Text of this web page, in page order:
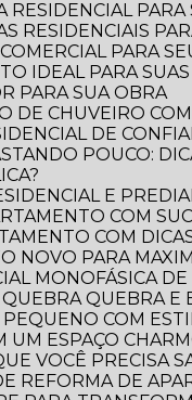
RESIDENCIAL PARA
RESIDENCIAIS
PARA
IDEAL PARA
PARA SUA OBRA
DE CHUVEIRO
DE
POUCO:
E
COM
COM
NOVO PARA
MONOFÁSICA
QUEBRA E
COM
UM ESPAÇO
VOCÊ PRECISA
REFORMA DE